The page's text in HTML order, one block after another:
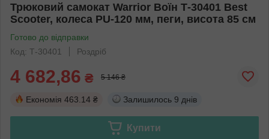
Трюковий самокат Warrior Воїн Т-30401 Best
Scooter, колеса PU-120 мм, пеги, висота 85 см
Готово до відправки
Код: Т-30401
Роздріб
4 682,86 ₴ 5 146 ₴
Економія 463.14 ₴ Залишилось 9 днів
Купити